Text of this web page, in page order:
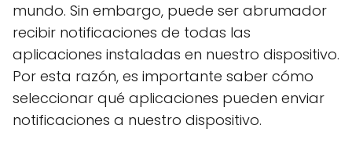
mundo. Sin embargo, puede ser abrumador
recibir notificaciones de todas las
aplicaciones instaladas en nuestro dispositivo.
Por esta razón, es importante saber cómo
seleccionar qué aplicaciones pueden enviar
notificaciones a nuestro dispositivo.